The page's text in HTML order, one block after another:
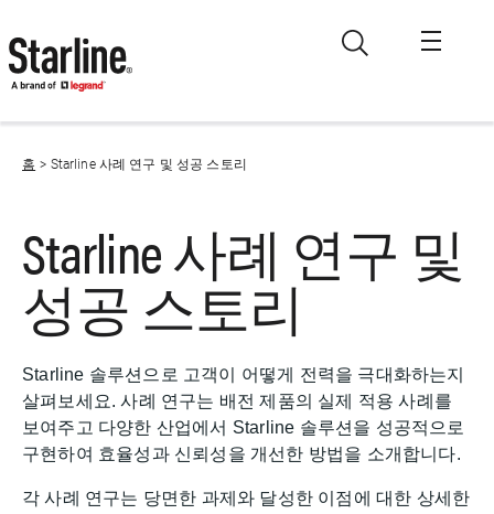
홈 Starline 사례 연구 및 성공 스토리
Starline 사례 연구 및
성공 스토리
Starline 솔루션으로 고객이 어떻게 전력을 극대화하는지
살펴보세요. 사례 연구는 배전 제품의 실제 적용 사례를
보여주고 다양한 산업에서 Starline 솔루션을 성공적으로
구현하여 효율성과 신뢰성을 개선한 방법을 소개합니다.
각 사례 연구는 당면한 과제와 달성한 이점에 대한 상세한